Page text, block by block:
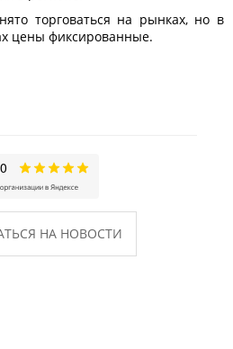
торговаться на рынках, но в
цены фиксированные.
НА НОВОСТИ